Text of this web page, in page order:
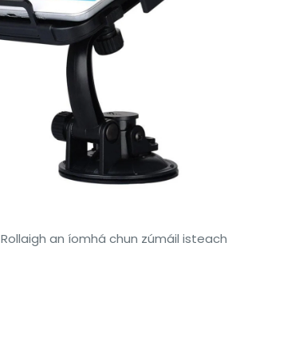
Rollaigh an íomhá chun zúmáil isteach